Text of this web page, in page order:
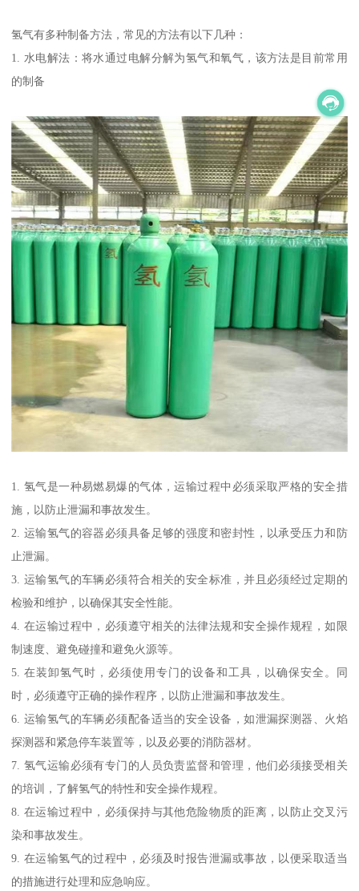
氢气有多种制备方法，常见的方法有以下几种：
1. 水电解法：将水通过电解分解为氢气和氧气，该方法是目前常用
的制备
1. 氢气是一种易燃易爆的气体，运输过程中必须采取严格的安全措
施，以防止泄漏和事故发生。
2. 运输氢气的容器必须具备足够的强度和密封性，以承受压力和防
止泄漏。
3. 运输氢气的车辆必须符合相关的安全标准，并且必须经过定期的
检验和维护，以确保其安全性能。
4. 在运输过程中，必须遵守相关的法律法规和安全操作规程，如限
制速度、避免碰撞和避免火源等。
5. 在装卸氢气时，必须使用专门的设备和工具，以确保安全。同
时，必须遵守正确的操作程序，以防止泄漏和事故发生。
6. 运输氢气的车辆必须配备适当的安全设备，如泄漏探测器、火焰
探测器和紧急停车装置等，以及必要的消防器材。
7. 氢气运输必须有专门的人员负责监督和管理，他们必须接受相关
的培训，了解氢气的特性和安全操作规程。
8. 在运输过程中，必须保持与其他危险物质的距离，以防止交叉污
染和事故发生。
9. 在运输氢气的过程中，必须及时报告泄漏或事故，以便采取适当
的措施进行处理和应急响应。